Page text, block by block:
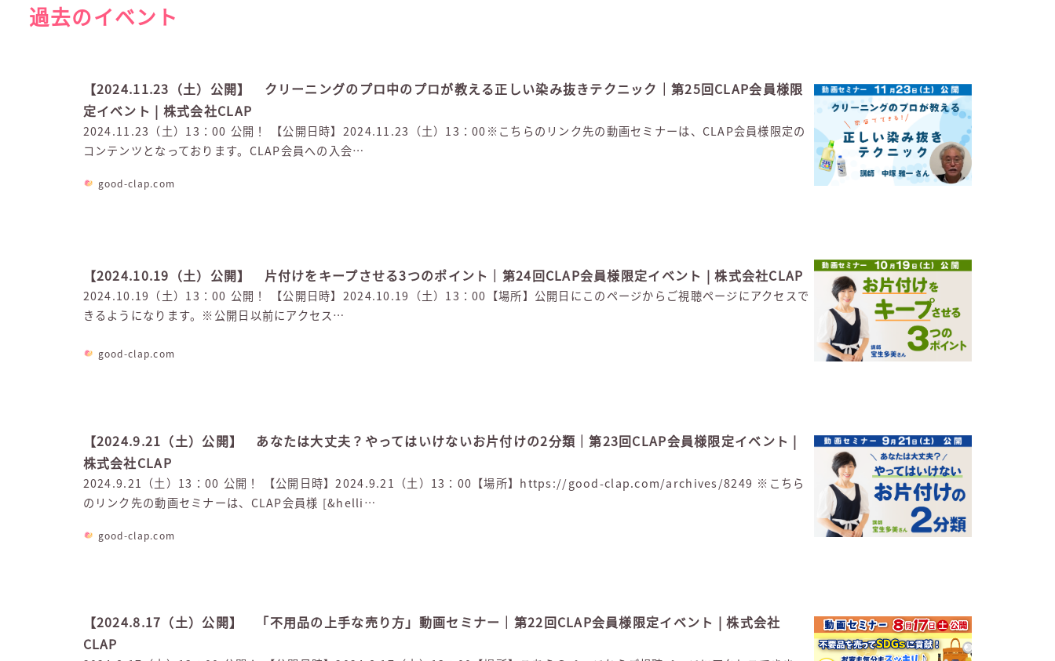
過去のイベント
【2024.11.23（土）公開】 クリーニングのプロ中のプロが教える正しい染み抜きテクニック｜第25回CLAP会員様限
定イベント | 株式会社CLAP
2024.11.23（土）13：00 公開！ 【公開日時】2024.11.23（土）13：00※こちらのリンク先の動画セミナーは、CLAP会員様限定の
コンテンツとなっております。CLAP会員への入会…
good-clap.com
【2024.10.19（土）公開】 片付けをキープさせる3つのポイント｜第24回CLAP会員様限定イベント | 株式会社CLAP
2024.10.19（土）13：00 公開！ 【公開日時】2024.10.19（土）13：00【場所】公開日にこのページからご視聴ページにアクセスで
きるようになります。※公開日以前にアクセス…
good-clap.com
【2024.9.21（土）公開】 あなたは大丈夫？やってはいけないお片付けの2分類｜第23回CLAP会員様限定イベント |
株式会社CLAP
2024.9.21（土）13：00 公開！ 【公開日時】2024.9.21（土）13：00【場所】https://good-clap.com/archives/8249 ※こちら
のリンク先の動画セミナーは、CLAP会員様 [&helli…
good-clap.com
【2024.8.17（土）公開】 「不用品の上手な売り方」動画セミナー｜第22回CLAP会員様限定イベント | 株式会社
CLAP